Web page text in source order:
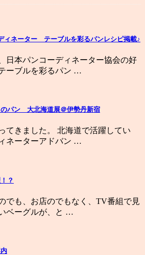
ィネーター テーブルを彩るパンレシピ掲載♪
日本パンコーディネーター協会の好
ーブルを彩るパン …
パン 大北海道展＠伊勢丹新宿
てきました。 北海道で活躍してい
ネーターアドバン …
？
でも、お店のでもなく、TV番組で見
ベーグルが、と …